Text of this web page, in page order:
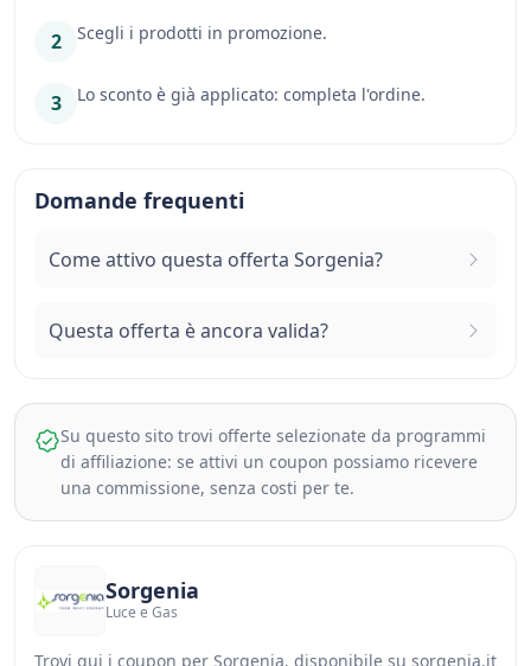
2 Scegli i prodotti in promozione.
3 Lo sconto è già applicato: completa l'ordine.
Domande frequenti
Come attivo questa offerta Sorgenia?
Questa offerta è ancora valida?
Su questo sito trovi offerte selezionate da programmi
di affiliazione: se attivi un coupon possiamo ricevere
una commissione, senza costi per te.
Sorgenia
Luce e Gas
Trovi qui i coupon per Sorgenia, disponibile su sorgenia.it